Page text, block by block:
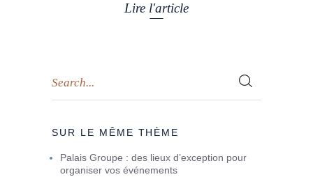
Lire l'article
SUR LE MÊME THÈME
Palais Groupe : des lieux d’exception pour
organiser vos événements